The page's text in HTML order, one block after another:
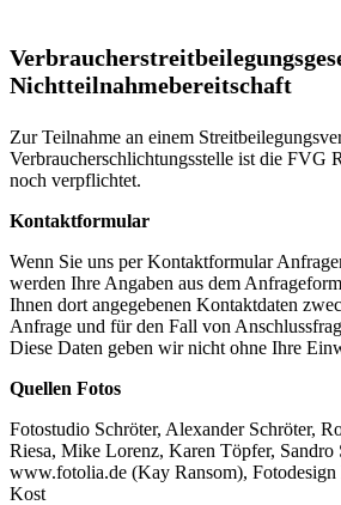
Nichtteilnahmebereitschaft
Zur Teilnahme an einem
Verbraucherschlichtungsstelle ist die FVG
noch verpflichtet.
Kontaktformular
Wenn Sie uns per Kontaktformular
werden Ihre Angaben aus dem
Ihnen dort angegebenen Kontaktdaten
Anfrage und für den Fall von
Diese Daten geben wir nicht ohne Ihre
Quellen Fotos
Fotostudio Schröter, Alexander Schröter,
Riesa, Mike Lorenz, Karen Töpfer, Sandro
www.fotolia.de (Kay Ransom),
Kost